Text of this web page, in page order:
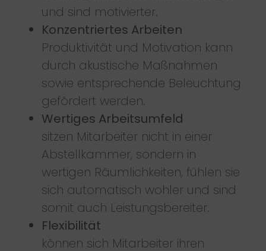
und sind motivierter.
Konzentriertes Arbeiten
Produktivität und Motivation kann
durch akustische Maßnahmen
sowie entsprechende Beleuchtung
gefördert werden.
Wertiges Arbeitsumfeld
sitzen Mitarbeiter nicht in einer
Abstellkammer, sondern in
wertigen Räumlichkeiten, fühlen sie
sich automatisch wohler und sind
somit auch Leistungsbereiter.
Flexibilität
können sich Mitarbeiter ihren